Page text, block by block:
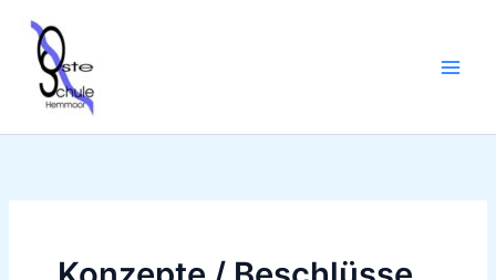
Inhalt
springen